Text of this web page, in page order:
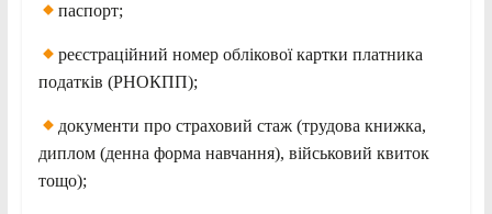
паспорт;
реєстраційний номер облікової картки платника
податків (РНОКПП);
документи про страховий стаж (трудова книжка,
диплом (денна форма навчання), військовий квиток
тощо);